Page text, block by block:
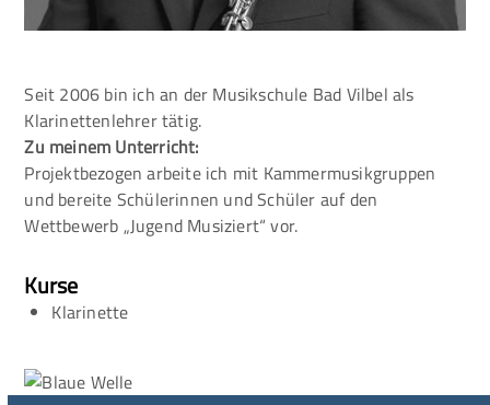
Seit 2006 bin ich an der Musikschule Bad Vilbel als
Klarinettenlehrer tätig.
Zu meinem Unterricht:
Projektbezogen arbeite ich mit Kammermusikgruppen
und bereite Schülerinnen und Schüler auf den
Wettbewerb „Jugend Musiziert“ vor.
Kurse
Klarinette